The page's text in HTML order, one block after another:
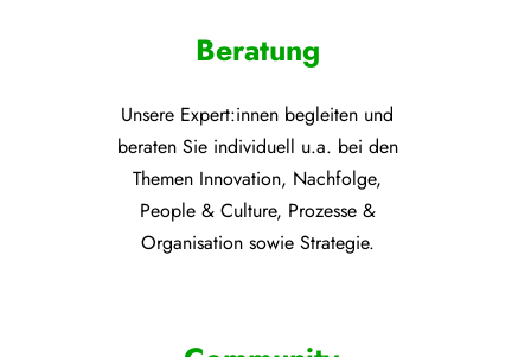
Beratung
Unsere Expert:innen begleiten und
beraten Sie individuell u.a. bei den
Themen Innovation, Nachfolge,
People & Culture, Prozesse &
Organisation sowie Strategie.